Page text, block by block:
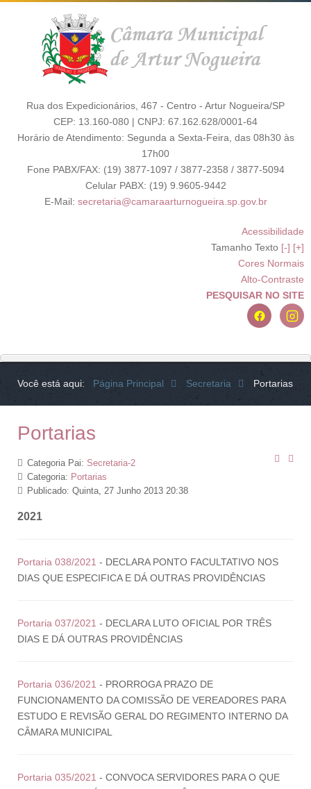
Rua dos Expedicionários, 467 - Centro - Artur Nogueira/SP
CEP: 13.160-080 | CNPJ: 67.162.628/0001-64
Horário de Atendimento: Segunda a Sexta-Feira, das 08h30 às
17h00
Fone PABX/FAX: (19) 3877-1097 / 3877-2358 / 3877-5094
Celular PABX: (19) 9.9605-9442
E-Mail: secretaria@camaraarturnogueira.sp.gov.br
Acessibilidade
Tamanho Texto [-] [+]
Cores Normais
Alto-Contraste
PESQUISAR NO SITE
Você está aqui: Página Principal Secretaria Portarias
Portarias
Categoria Pai: Secretaria-2
Categoria: Portarias
Publicado: Quinta, 27 Junho 2013 20:38
2021
Portaria 038/2021 - DECLARA PONTO FACULTATIVO NOS
DIAS QUE ESPECIFICA E DÁ OUTRAS PROVIDÊNCIAS
Portaria 037/2021 - DECLARA LUTO OFICIAL POR TRÊS
DIAS E DÁ OUTRAS PROVIDÊNCIAS
Portaria 036/2021 - PRORROGA PRAZO DE
FUNCIONAMENTO DA COMISSÃO DE VEREADORES PARA
ESTUDO E REVISÃO GERAL DO REGIMENTO INTERNO DA
CÂMARA MUNICIPAL
Portaria 035/2021 - CONVOCA SERVIDORES PARA O QUE